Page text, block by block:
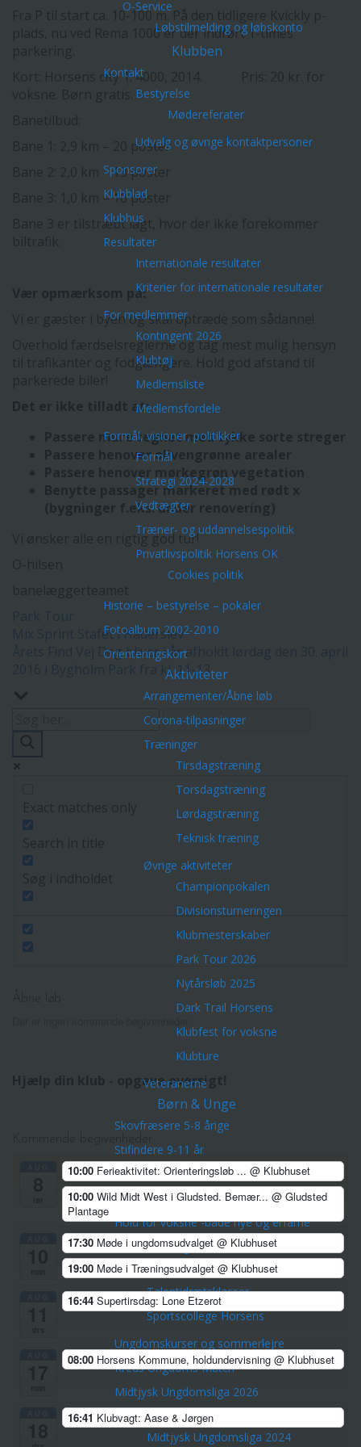
O-Service
Løbstilmelding og løbskonto
Klubben
Kontakt
Bestyrelse
Mødereferater
Udvalg og øvrige kontaktpersoner
Sponsorer
Klubblad
Klubhus
Resultater
Internationale resultater
Kriterier for internationale resultater
For medlemmer
Kontingent 2026
Klubtøj
Medlemsliste
Medlemsfordele
Formål, visioner, politikker
Formål
Strategi 2024-2028
Vedtægter
Træner- og uddannelsespolitik
Privatlivspolitik Horsens OK
Cookies politik
Historie – bestyrelse – pokaler
Fotoalbum 2002-2010
Orienteringskort
Aktiviteter
Arrangementer/Åbne løb
Corona-tilpasninger
Træninger
Tirsdagstræning
Torsdagstræning
Lørdagstræning
Teknisk træning
Øvrige aktiviteter
Championpokalen
Divisionsturneringen
Klubmesterskaber
Park Tour 2026
Nytårsløb 2025
Dark Trail Horsens
Klubfest for voksne
Klubture
Veteranerne
Børn & Unge
Skovfræsere 5-8 årige
Stifindere 9-11 år
Konkurrenceløbere 12-14 år
Unge ca. 15-21 år
Hold for voksne -både nye og erfarne
Talentudviking
TalentCenter Midt
Talentidrætsklasser
Sportscollege Horsens
Ungdomskurser og sommerlejre
Kreds Ungdoms Match
Midtjysk Ungdomsliga 2026
Midtjysk Ungdomsliga 2025
Midtjysk Ungdomsliga 2024
Fra P til start ca. 10-100 m. På den tidligere Kvickly p-
plads, nu ved Rema 1000 er der indført 1-times
Kort: Horsens city 1: 4000, 2014. Pris: 20 kr. for
Bane 1: 2,9 km – 20 poster
Bane 2: 2,0 km – 13 poster
Bane 3: 1,0 km – 10 poster
Bane 3 er tilstræbt lagt, hvor der ikke forekommer
Vær opmærksom på:
Vi er gæster i byen og skal optræde som sådanne!
Overhold færdselsreglerne og tag mest mulig hensyn
til trafikanter og fodgængere. Hold god afstand til
Det er ikke tilladt at:
Passere mure tegnet med tykke sorte streger
Passere henover olivengrønne arealer
Benytte passager markeret med rødt x
(bygninger f.eks. under renovering)
Vi ønsker alle en rigtig god tur!
Indlægsnavigation
Mix Sprint Stafet i Haderslev
Årets Find Vej Dag bliver i år afholdt lørdag den 30. april
2016 i Bygholm Park fra kl. 11-13.
Hjælp din klub - opgave oversigt!
10:00 Ferieaktivitet: Orienteringsløb ... @ Klubhuset
10:00 Wild Midt West i Gludsted. Bemær... @ Gludsted
Plantage
17:30 Møde i ungdomsudvalget @ Klubhuset
19:00 Møde i Træningsudvalget @ Klubhuset
16:44 Supertirsdag: Lone Etzerot
08:00 Horsens Kommune, holdundervisning @ Klubhuset
16:41 Klubvagt: Aase & Jørgen